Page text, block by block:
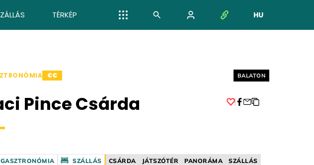
TÉRKÉP HU
NYELV
€€ Helyszín címkék:
BALATON
Pince Csárda
GASZTRONÓMIA SZÁLLÁS CSÁRDA JÁTSZÓTÉR PANORÁMA
SZÁLLÁS